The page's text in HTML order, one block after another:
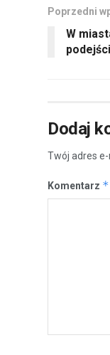
Poprzedni
W
Dodaj
Twój adres
Komentarz *